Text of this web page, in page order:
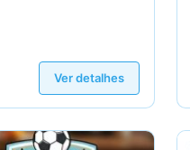
Ver detalhes